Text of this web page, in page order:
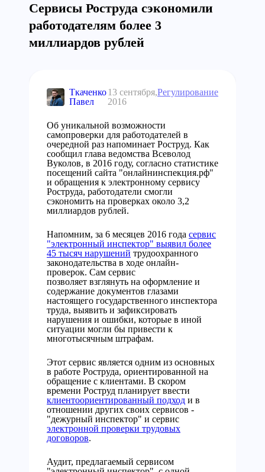
Сервисы Роструда сэкономили
работодателям более 3
миллиардов рублей
Ткаченко
Павел
13 сентября,
2016
Регулирование
Об уникальной возможности
самопроверки для работодателей в
очередной раз напоминает Роструд. Как
сообщил глава ведомства Всеволод
Вуколов, в 2016 году, согласно статистике
посещений сайта "онлайнинспекция.рф"
и обращения к электронному сервису
Роструда, работодатели смогли
сэкономить на проверках около 3,2
миллиардов рублей.
Напомним, за 6 месяцев 2016 года сервис
"электронный инспектор" выявил более
45 тысяч нарушений трудоохранного
законодательства в ходе онлайн-
проверок. Сам сервис
позволяет взглянуть на оформление и
содержание документов глазами
настоящего государственного инспектора
труда, выявить и зафиксировать
нарушения и ошибки, которые в иной
ситуации могли бы привести к
многотысячным штрафам.
Этот сервис является одним из основных
в работе Роструда, ориентированной на
обращение с клиентами. В скором
времени Роструд планирует ввести
клиентоориентированный подход и в
отношении других своих сервисов -
"дежурный инспектор" и сервис
электронной проверки трудовых
договоров.
Аудит, предлагаемый сервисом